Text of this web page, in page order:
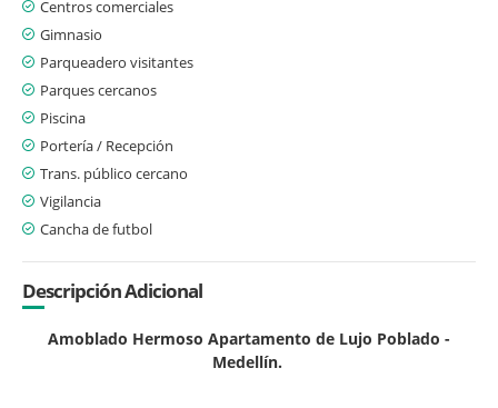
Centros comerciales
Gimnasio
Parqueadero visitantes
Parques cercanos
Piscina
Portería / Recepción
Trans. público cercano
Vigilancia
Cancha de futbol
Descripción Adicional
Amoblado Hermoso Apartamento de Lujo Poblado -
Medellín.